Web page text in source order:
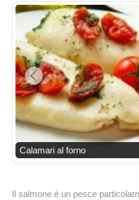
Calamari al forno
Il salmone è un pesce